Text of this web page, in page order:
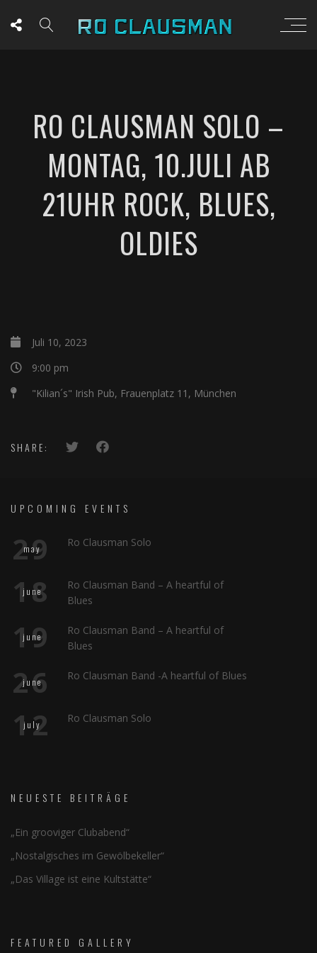
RO CLAUSMAN SOLO –
MONTAG, 10.JULI AB
21UHR ROCK, BLUES,
OLDIES
Juli 10, 2023
9:00 pm
"Kilian´s" Irish Pub, Frauenplatz 11, München
SHARE:
UPCOMING EVENTS
29
may Ro Clausman Solo
18
june
Ro Clausman Band – A heartful of
Blues
19
june
Ro Clausman Band – A heartful of
Blues
26
june Ro Clausman Band -A heartful of Blues
12
july Ro Clausman Solo
NEUESTE BEITRÄGE
„Ein grooviger Clubabend“
„Nostalgisches im Gewölbekeller“
„Das Village ist eine Kultstätte“
FEATURED GALLERY